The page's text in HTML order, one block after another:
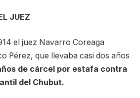
JUEZ
el juez Navarro Coreaga
Pérez, que llevaba casi dos años
de cárcel por estafa contra
del Chubut.